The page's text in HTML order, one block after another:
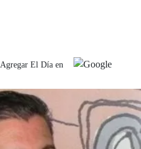
Agregar El Día en